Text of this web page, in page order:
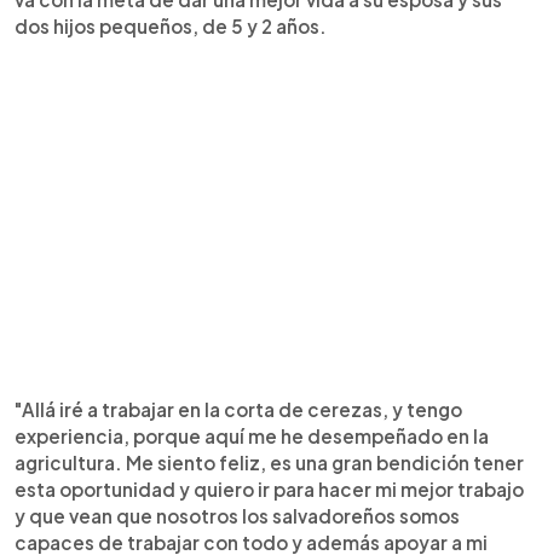
dos hijos pequeños, de 5 y 2 años.
"Allá iré a trabajar en la corta de cerezas, y tengo
experiencia, porque aquí me he desempeñado en la
agricultura. Me siento feliz, es una gran bendición tener
esta oportunidad y quiero ir para hacer mi mejor trabajo
y que vean que nosotros los salvadoreños somos
capaces de trabajar con todo y además apoyar a mi